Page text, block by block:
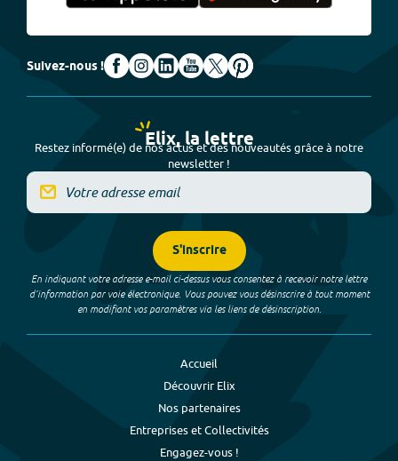
Suivez-nous !
Elix, la lettre
Restez informé(e) de nos actus et des nouveautés grâce à notre
newsletter !
S'inscrire
En indiquant votre adresse e-mail ci-dessus vous consentez à recevoir notre lettre
d’information par voie électronique. Vous pouvez vous désinscrire à tout moment
en modifiant vos paramètres via les liens de désinscription.
Accueil
Découvrir Elix
Nos partenaires
Entreprises et Collectivités
Engagez-vous !